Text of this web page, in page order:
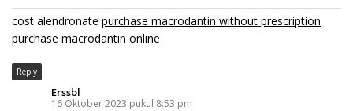
cost alendronate purchase macrodantin without prescription
purchase macrodantin online
Reply
Erssbl
16 Oktober 2023 pukul 8:53 pm